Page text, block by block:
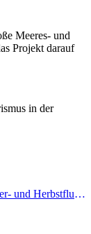
Meeres- und
Projekt darauf
in der
Next:Mit Beginn der Sommer- und Herbstflugsaison wurden 41 neue Ziele zu den drei Flughäfen auf der Insel Hainan hinzugefügt.